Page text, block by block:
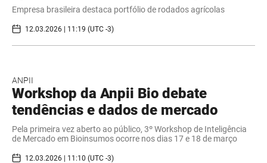
Empresa brasileira destaca portfólio de rodados agrícolas
12.03.2026 | 11:19 (UTC -3)
ANPII
Workshop da Anpii Bio debate
tendências e dados de mercado
Pela primeira vez aberto ao público, 3º Workshop de Inteligência
de Mercado em Bioinsumos ocorre nos dias 17 e 18 de março
12.03.2026 | 11:10 (UTC -3)